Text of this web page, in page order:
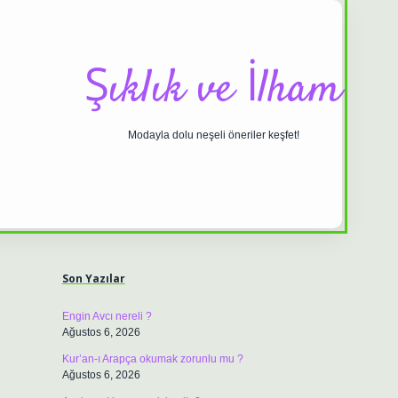
Şıklık ve İlham
Modayla dolu neşeli öneriler keşfet!
Son Yazılar
Engin Avcı nereli ?
Ağustos 6, 2026
Kur’an-ı Arapça okumak zorunlu mu ?
Ağustos 6, 2026